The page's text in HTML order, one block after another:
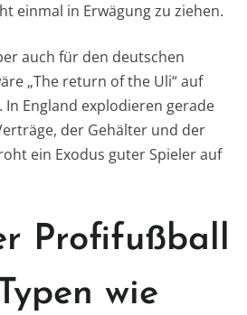
einmal in Erwägung zu ziehen.
auch für den deutschen
„The return of the Uli“ auf
In England explodieren gerade
der Gehälter und der
ein Exodus guter Spieler auf
Profifußball
wie